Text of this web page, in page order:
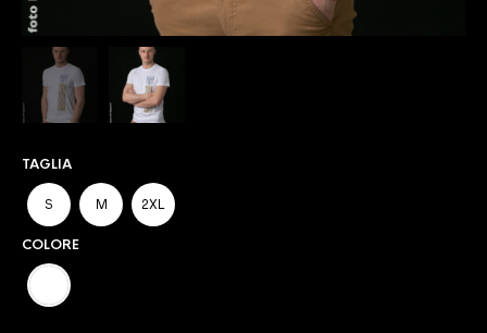
TAGLIA
S M 2XL
COLORE